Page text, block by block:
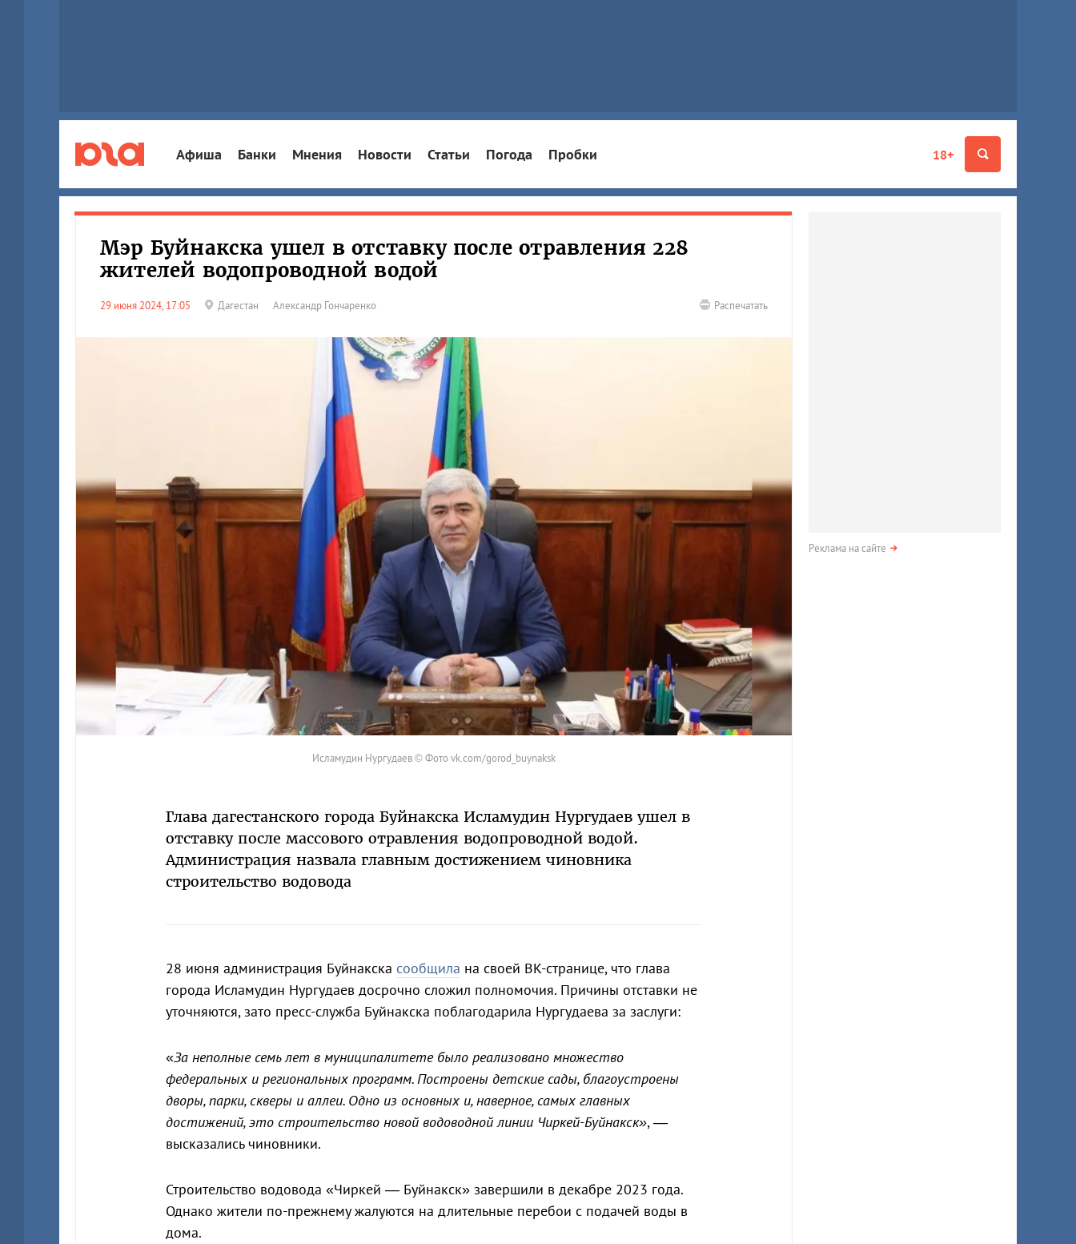
18+
Афиша Банки Мнения Новости Статьи Погода Пробки
Мэр Буйнакска ушел в отставку после отравления 228
жителей водопроводной водой
29 июня 2024, 17:05 Дагестан Александр Гончаренко Распечатать
Исламудин Нургудаев © Фото vk.com/gorod_buynaksk
Глава дагестанского города Буйнакска Исламудин Нургудаев ушел в
отставку после массового отравления водопроводной водой.
Администрация назвала главным достижением чиновника
строительство водовода
28 июня администрация Буйнакска сообщила на своей ВК-странице, что глава
города Исламудин Нургудаев досрочно сложил полномочия. Причины отставки не
уточняются, зато пресс-служба Буйнакска поблагодарила Нургудаева за заслуги:
«За неполные семь лет в муниципалитете было реализовано множество
федеральных и региональных программ. Построены детские сады, благоустроены
дворы, парки, скверы и аллеи. Одно из основных и, наверное, самых главных
достижений, это строительство новой водоводной линии Чиркей-Буйнакск», —
высказались чиновники.
Строительство водовода «Чиркей — Буйнакск» завершили в декабре 2023 года.
Однако жители по-прежнему жалуются на длительные перебои с подачей воды в
дома.
Реклама на сайте